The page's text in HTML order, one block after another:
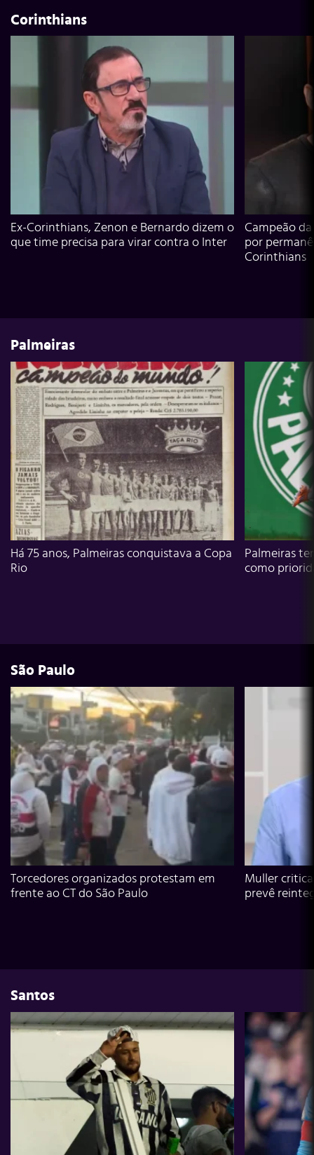
Corinthians
Ex-Corinthians, Zenon e Bernardo dizem o
que time precisa para virar contra o Inter
Campeão
por
Corinthians
Palmeiras
Há 75 anos, Palmeiras conquistava a Copa
Rio
Palmeiras
como
São Paulo
Torcedores organizados protestam em
frente ao CT do São Paulo
Muller
prevê
Santos